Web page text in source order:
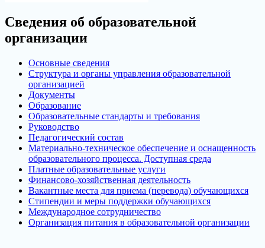
Сведения об образовательной
организации
Основные сведения
Структура и органы управления образовательной
организацией
Документы
Образование
Образовательные стандарты и требования
Руководство
Педагогический состав
Материально-техническое обеспечение и оснащенность
образовательного процесса. Доступная среда
Платные образовательные услуги
Финансово-хозяйственная деятельность
Вакантные места для приема (перевода) обучающихся
Стипендии и меры поддержки обучающихся
Международное сотрудничество
Организация питания в образовательной организации